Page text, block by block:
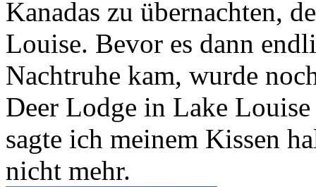
Kanadas zu übernachten,
Louise. Bevor es dann
Nachtruhe kam, wurde
Deer Lodge in Lake
sagte ich meinem Kissen
nicht mehr.